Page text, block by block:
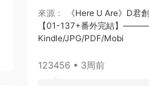
來源：
《Here U Are》D君
【01-137+番外完結】
Kindle/JPG/PDF/Mobi
123456 • 3周前